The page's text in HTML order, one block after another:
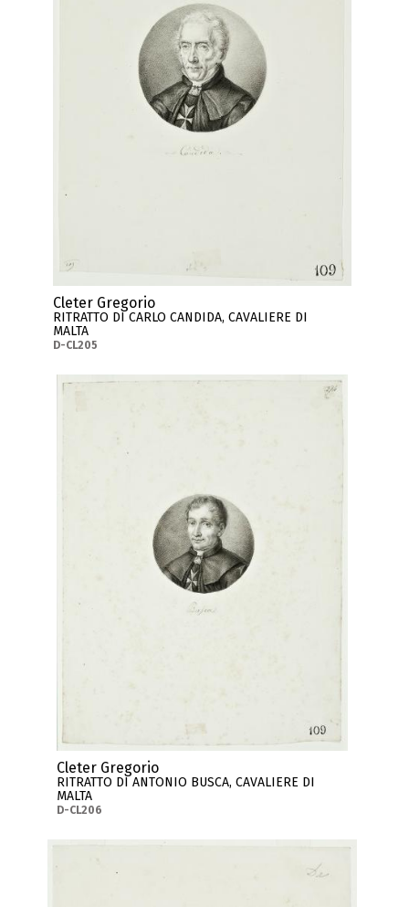
Cleter Gregorio
RITRATTO DI CARLO CANDIDA, CAVALIERE DI
MALTA
D-CL205
Cleter Gregorio
RITRATTO DI ANTONIO BUSCA, CAVALIERE DI
MALTA
D-CL206